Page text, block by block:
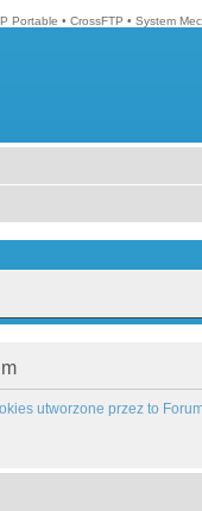
Portable • CrossFTP • System
utworzone przez to